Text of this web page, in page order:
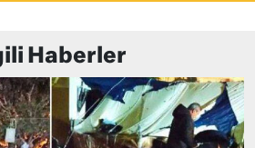
Haberler